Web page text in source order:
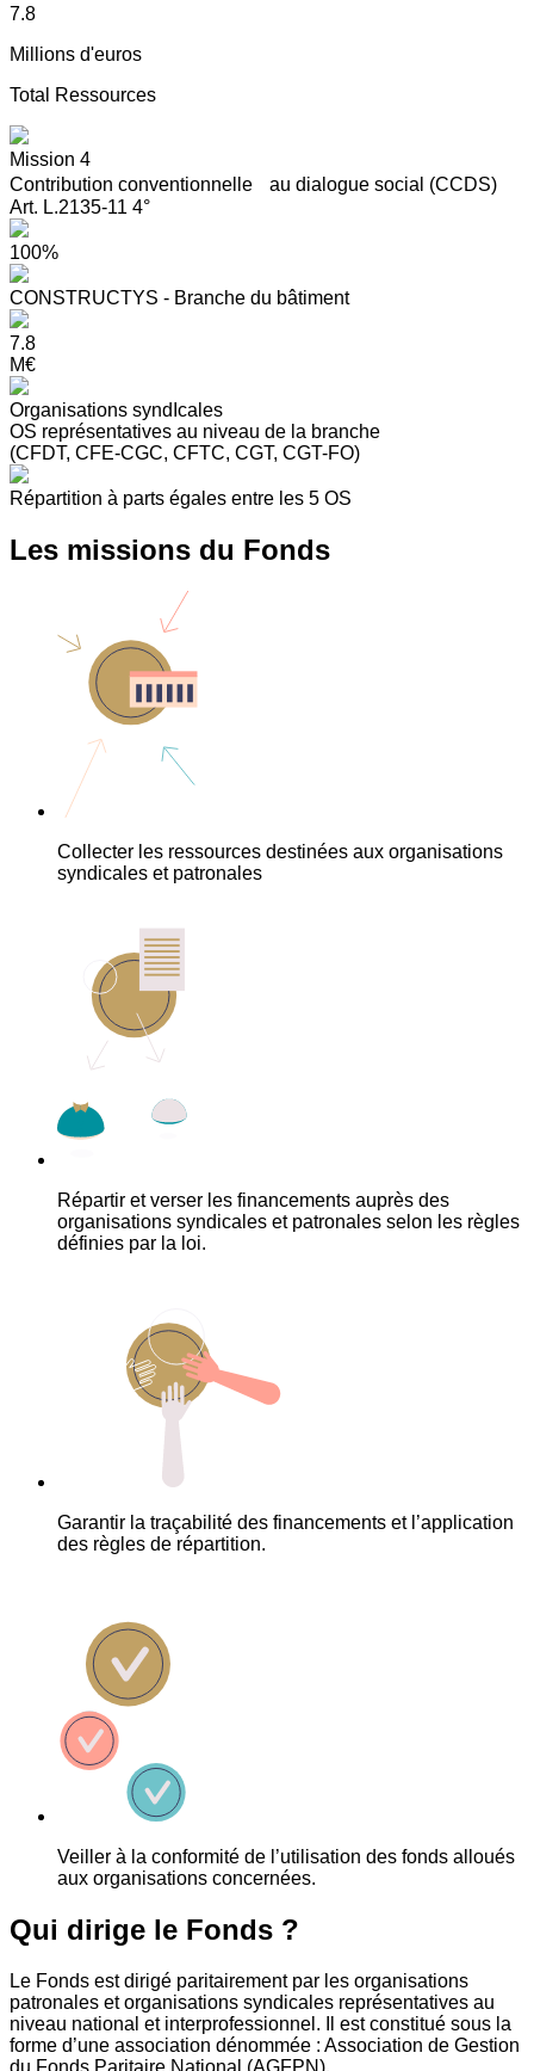
7.8
Millions d'euros
Total Ressources
Mission 4
Contribution conventionnelle au dialogue social (CCDS)
Art. L.2135-11 4°
100%
CONSTRUCTYS - Branche du bâtiment
7.8
M€
Organisations syndIcales
OS représentatives au niveau de la branche
(CFDT, CFE-CGC, CFTC, CGT, CGT-FO)
Répartition à parts égales entre les 5 OS
Les missions du Fonds
Collecter les ressources destinées aux organisations
syndicales et patronales
Répartir et verser les financements auprès des
organisations syndicales et patronales selon les règles
définies par la loi.
Garantir la traçabilité des financements et l’application
des règles de répartition.
Veiller à la conformité de l’utilisation des fonds alloués
aux organisations concernées.
Qui dirige le Fonds ?
Le Fonds est dirigé paritairement par les organisations
patronales et organisations syndicales représentatives au
niveau national et interprofessionnel. Il est constitué sous la
forme d’une association dénommée : Association de Gestion